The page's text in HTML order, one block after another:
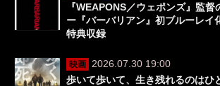
『WEAPONS／ウェポンズ』監督
ー『バーバリアン』初ブルーレイ
特典収録
映画
2026.07.30 19:00
歩いて歩いて、生き残れるのは